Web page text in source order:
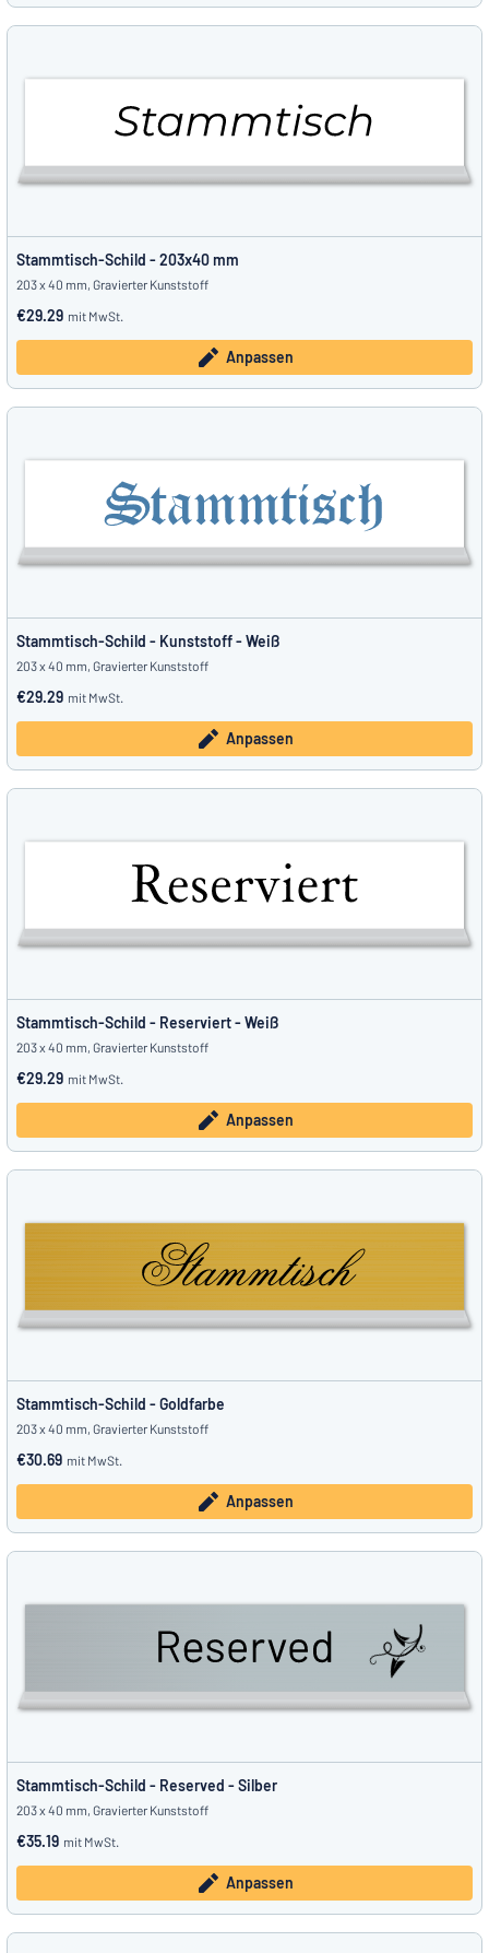
Stammtisch-Schild - 203x40 mm
203 x 40 mm, Gravierter Kunststoff
€29.29 mit MwSt.
Anpassen
Stammtisch-Schild - Kunststoff - Weiß
203 x 40 mm, Gravierter Kunststoff
€29.29 mit MwSt.
Anpassen
Stammtisch-Schild - Reserviert - Weiß
203 x 40 mm, Gravierter Kunststoff
€29.29 mit MwSt.
Anpassen
Stammtisch-Schild - Goldfarbe
203 x 40 mm, Gravierter Kunststoff
€30.69 mit MwSt.
Anpassen
Stammtisch-Schild - Reserved - Silber
203 x 40 mm, Gravierter Kunststoff
€35.19 mit MwSt.
Anpassen